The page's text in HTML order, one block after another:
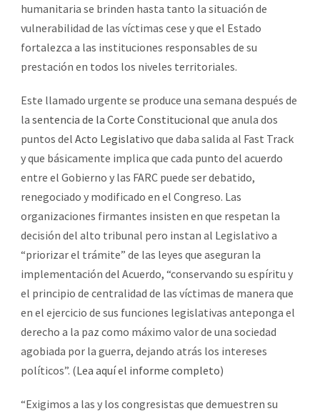
humanitaria se brinden hasta tanto la situación de
vulnerabilidad de las víctimas cese y que el Estado
fortalezca a las instituciones responsables de su
prestación en todos los niveles territoriales.
Este llamado urgente se produce una semana después de
la sentencia de la Corte Constitucional que anula dos
puntos del Acto Legislativo que daba salida al Fast Track
y que básicamente implica que cada punto del acuerdo
entre el Gobierno y las FARC puede ser debatido,
renegociado y modificado en el Congreso. Las
organizaciones firmantes insisten en que respetan la
decisión del alto tribunal pero instan al Legislativo a
“priorizar el trámite” de las leyes que aseguran la
implementación del Acuerdo, “conservando su espíritu y
el principio de centralidad de las víctimas de manera que
en el ejercicio de sus funciones legislativas anteponga el
derecho a la paz como máximo valor de una sociedad
agobiada por la guerra, dejando atrás los intereses
políticos”. (Lea aquí el informe completo)
“Exigimos a las y los congresistas que demuestren su